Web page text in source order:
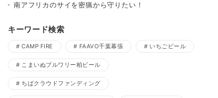
南アフリカのサイを密猟から守りたい！
キーワード検索
CAMP FIRE FAAVO千葉幕張 いちごビール
こまいぬブルワリー柏ビール
ちばクラウドファンディング